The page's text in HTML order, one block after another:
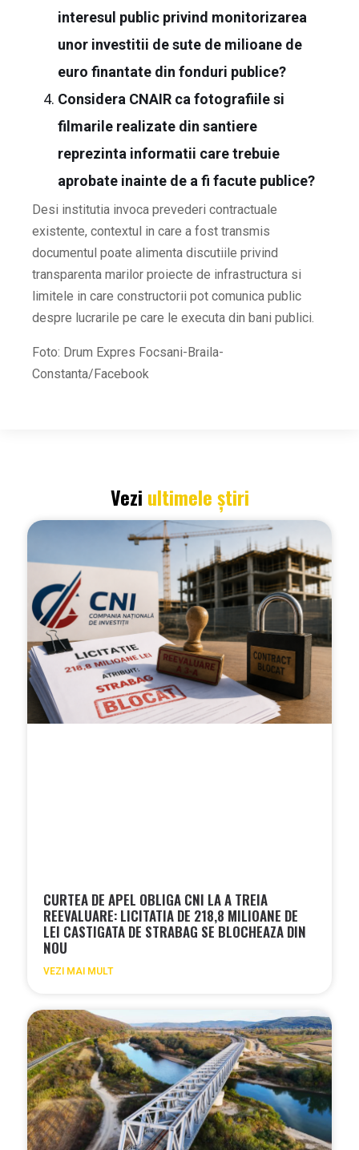
interesul public privind monitorizarea
unor investitii de sute de milioane de
euro finantate din fonduri publice?
Considera CNAIR ca fotografiile si
filmarile realizate din santiere
reprezinta informatii care trebuie
aprobate inainte de a fi facute publice?
Desi institutia invoca prevederi contractuale
existente, contextul in care a fost transmis
documentul poate alimenta discutiile privind
transparenta marilor proiecte de infrastructura si
limitele in care constructorii pot comunica public
despre lucrarile pe care le executa din bani publici.
Foto: Drum Expres Focsani-Braila-
Constanta/Facebook
Vezi ultimele știri
CURTEA DE APEL OBLIGA CNI LA A TREIA
REEVALUARE: LICITATIA DE 218,8 MILIOANE DE
LEI CASTIGATA DE STRABAG SE BLOCHEAZA DIN
NOU
VEZI MAI MULT